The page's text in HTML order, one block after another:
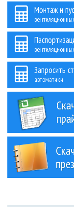
Монтаж и
Запросить
автоматики